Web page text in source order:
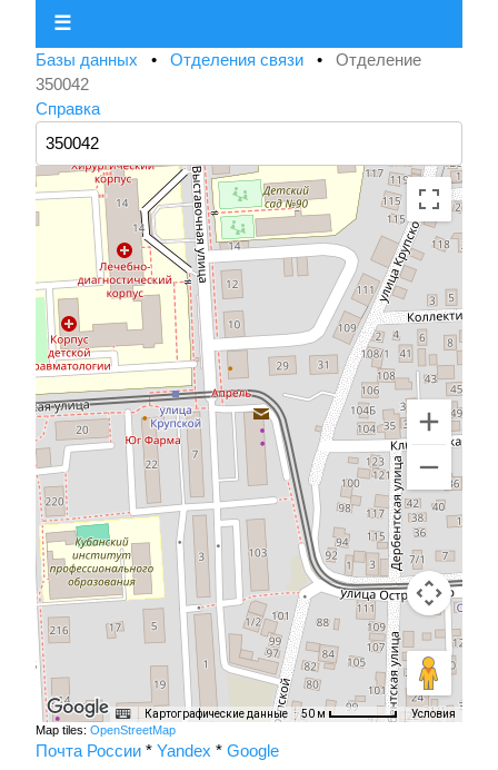
☰
Базы данных • Отделения связи • Отделение
350042
Справка
Картографические данные 50 м Условия
Map tiles: OpenStreetMap
Почта России * Yandex * Google